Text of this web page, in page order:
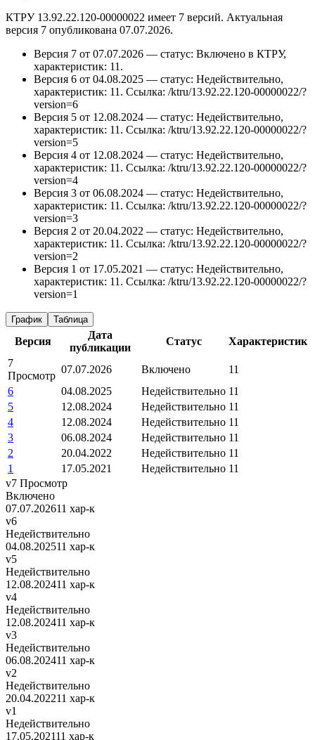
КТРУ 13.92.22.120-00000022 имеет 7 версий. Актуальная
версия 7 опубликована 07.07.2026.
Версия 7 от 07.07.2026 — статус: Включено в КТРУ,
характеристик: 11.
Версия 6 от 04.08.2025 — статус: Недействительно,
характеристик: 11. Ссылка: /ktru/13.92.22.120-00000022/?
version=6
Версия 5 от 12.08.2024 — статус: Недействительно,
характеристик: 11. Ссылка: /ktru/13.92.22.120-00000022/?
version=5
Версия 4 от 12.08.2024 — статус: Недействительно,
характеристик: 11. Ссылка: /ktru/13.92.22.120-00000022/?
version=4
Версия 3 от 06.08.2024 — статус: Недействительно,
характеристик: 11. Ссылка: /ktru/13.92.22.120-00000022/?
version=3
Версия 2 от 20.04.2022 — статус: Недействительно,
характеристик: 11. Ссылка: /ktru/13.92.22.120-00000022/?
version=2
Версия 1 от 17.05.2021 — статус: Недействительно,
характеристик: 11. Ссылка: /ktru/13.92.22.120-00000022/?
version=1
График Таблица
Версия
Дата
публикации
Статус
Характеристик
7
Просмотр
07.07.2026 Включено
11
6
04.08.2025 Недействительно 11
5
12.08.2024 Недействительно 11
4
12.08.2024 Недействительно 11
3
06.08.2024 Недействительно 11
2
20.04.2022 Недействительно 11
1
17.05.2021 Недействительно 11
v7 Просмотр
Включено
07.07.202611 хар-к
v6
Недействительно
04.08.202511 хар-к
v5
Недействительно
12.08.202411 хар-к
v4
Недействительно
12.08.202411 хар-к
v3
Недействительно
06.08.202411 хар-к
v2
Недействительно
20.04.202211 хар-к
v1
Недействительно
17.05.202111 хар-к